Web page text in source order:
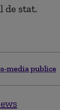
de stat.
media publice